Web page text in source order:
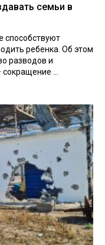
семьи в
способствуют
ребенка. Об этом
разводов и
...